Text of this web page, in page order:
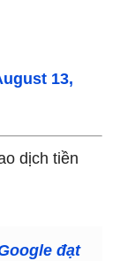
13,
dịch tiền
đạt